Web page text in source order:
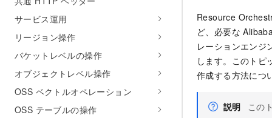
サービス運用
リージョン操作
バケットレベルの操作
オブジェクトレベル操作
OSS ベクトルオペレーション
OSS テーブルの操作
Resource
ど、必要な
レーションエンジ
します。このト
作成する方法につ
説明 この